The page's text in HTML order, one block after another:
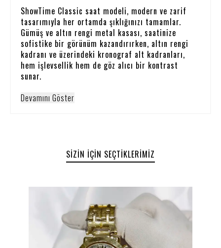
ShowTime Classic saat modeli, modern ve zarif
tasarımıyla her ortamda şıklığınızı tamamlar.
Gümüş ve altın rengi metal kasası, saatinize
sofistike bir görünüm kazandırırken, altın rengi
kadranı ve üzerindeki kronograf alt kadranları,
hem işlevsellik hem de göz alıcı bir kontrast
sunar.
Devamını Göster
SIZIN İÇIN SEÇTIKLERIMIZ